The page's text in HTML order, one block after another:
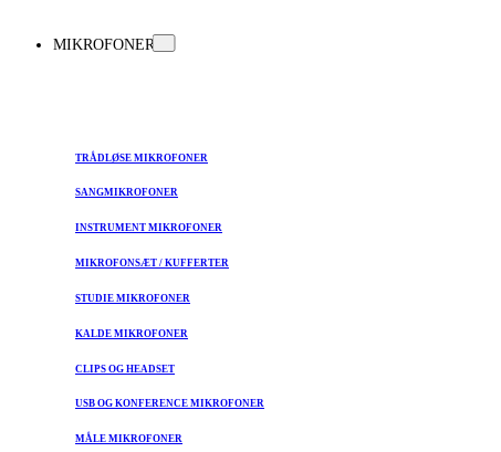
MIKROFONER
TRÅDLØSE MIKROFONER
SANGMIKROFONER
INSTRUMENT MIKROFONER
MIKROFONSÆT / KUFFERTER
STUDIE MIKROFONER
KALDE MIKROFONER
CLIPS OG HEADSET
USB OG KONFERENCE MIKROFONER
MÅLE MIKROFONER